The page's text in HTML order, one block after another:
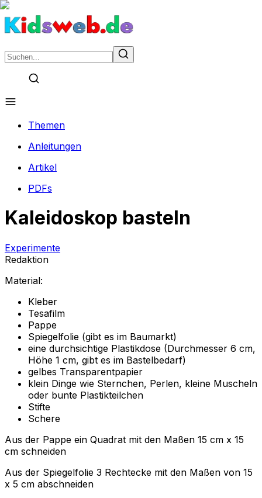
Themen
Anleitungen
Artikel
PDFs
Kaleidoskop basteln
Experimente
Redaktion
Material:
Kleber
Tesafilm
Pappe
Spiegelfolie (gibt es im Baumarkt)
eine durchsichtige Plastikdose (Durchmesser 6 cm,
Höhe 1 cm, gibt es im Bastelbedarf)
gelbes Transparentpapier
klein Dinge wie Sternchen, Perlen, kleine Muscheln
oder bunte Plastikteilchen
Stifte
Schere
Aus der Pappe ein Quadrat mit den Maßen 15 cm x 15
cm schneiden
Aus der Spiegelfolie 3 Rechtecke mit den Maßen von 15
x 5 cm abschneiden